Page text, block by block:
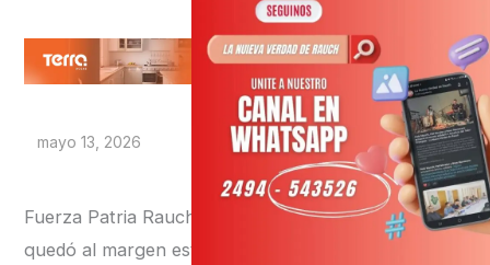
mayo 13, 2026
Fuerza Patria Rauch no
quedó al margen este